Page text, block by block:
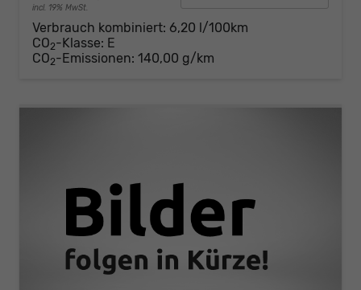
incl. 19% MwSt.
Verbrauch kombiniert: 6,20 l/100km
CO2-Klasse: E
CO2-Emissionen: 140,00 g/km